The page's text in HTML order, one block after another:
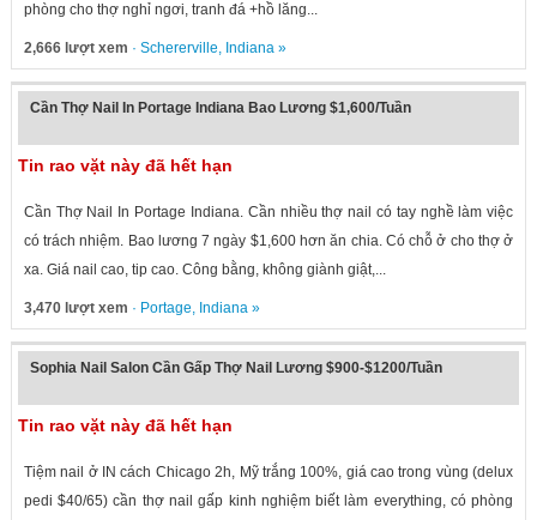
phòng cho thợ nghỉ ngơi, tranh đá +hồ lăng...
2,666 lượt xem · Schererville, Indiana»
Cần Thợ Nail In Portage Indiana Bao Lương $1,600/Tuần
Tin rao vặt này đã hết hạn
Cần Thợ Nail In Portage Indiana. Cần nhiều thợ nail có tay nghề làm việc
có trách nhiệm. Bao lương 7 ngày $1,600 hơn ăn chia. Có chỗ ở cho thợ ở
xa. Giá nail cao, tip cao. Công bằng, không giành giật,...
3,470 lượt xem · Portage, Indiana»
Sophia Nail Salon Cần Gấp Thợ Nail Lương $900-$1200/Tuần
Tin rao vặt này đã hết hạn
Tiệm nail ở IN cách Chicago 2h, Mỹ trắng 100%, giá cao trong vùng (delux
pedi $40/65) cần thợ nail gấp kinh nghiệm biết làm everything, có phòng